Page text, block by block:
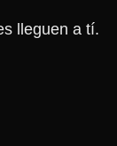
lleguen a tí.